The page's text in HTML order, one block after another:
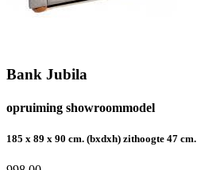
Bank Jubila
opruiming showroommodel
185 x 89 x 90 cm. (bxdxh) zithoogte 47 cm.